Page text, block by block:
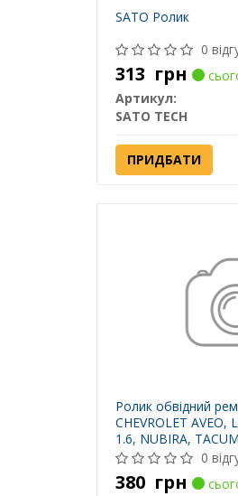
SATO Ролик
0
313 грн
Артикул:
SATO TECH
ПРИДБАТИ
Ролик обвідний
CHEVROLET AVEO,
1.6, NUBIRA,
VALEO PH
0
380 грн